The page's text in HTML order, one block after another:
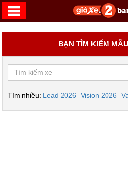
BẠN TÌM KIẾM
Tìm nhiều: Lead 2026 Vision 2026